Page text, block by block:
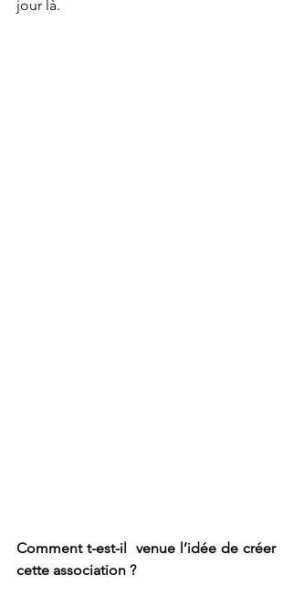
jour là.
Comment t-est-il  venue l’idée de créer
cette association ?